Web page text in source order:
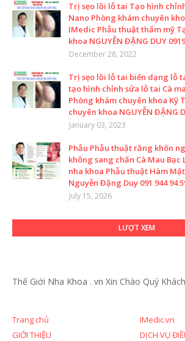
Trị sẹo lồi lỗ tai Tạo hình
Nano Phòng khám chuyên
IMedic Phẫu thuật thẩm mỹ
khoa NGUYỄN ĐẶNG DUY
December 28, 2022
Trị sẹo lồi lỗ tai biến dạng lỗ
tạo hình chỉnh sửa lỗ tai Cà
Phòng khám chuyên khoa Kỹ
chuyên khoa NGUYỄN ĐẶNG
January 03, 2023
Phẫu Phẫu thuật răng khôn
không sang chấn Cà Mau
nha khoa Phẫu thuật Hàm
Nguyễn Đặng Duy 091 944 94
July 15, 2026
LƯỢT XEM
Thế Giới Nha Khoa . vn Xin Chào Quý
Trang chủ
IMedic.vn
GIỚI THIỆU
DỊCH VỤ